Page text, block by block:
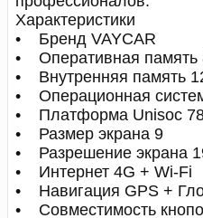
Характеристики
• Бренд VAYCAR
• Оперативная память
• Внутренняя память
• Операционная
• Платформа Unisoc
• Размер экрана 9
• Разрешение экрана
• Интернет 4G + Wi-Fi
• Навигация GPS +
• Совместимость